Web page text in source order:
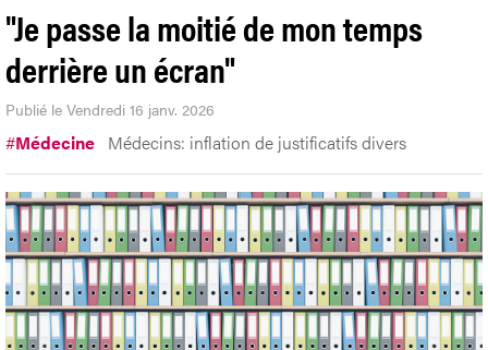
"Je passe la moitié de mon temps
derrière un écran"
Publié le Vendredi 16 janv. 2026
#Médecine Médecins: inflation de justificatifs divers